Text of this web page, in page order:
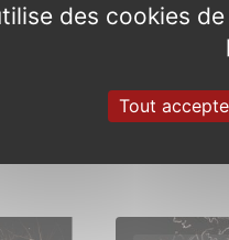
à 11h30
des cookies
Tout